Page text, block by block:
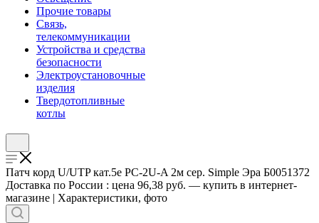
Прочие товары
Связь,
телекоммуникации
Устройства и средства
безопасности
Электроустановочные
изделия
Твердотопливные
котлы
Патч корд U/UTP кат.5e PC-2U-A 2м сер. Simple Эра Б0051372
Доставка по России : цена 96,38 руб. — купить в интернет-
магазине | Характеристики, фото